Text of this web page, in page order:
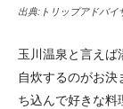
出典: トリップアドバイ
玉川温泉と言えば
自炊するのがお
ち込んで好きな料